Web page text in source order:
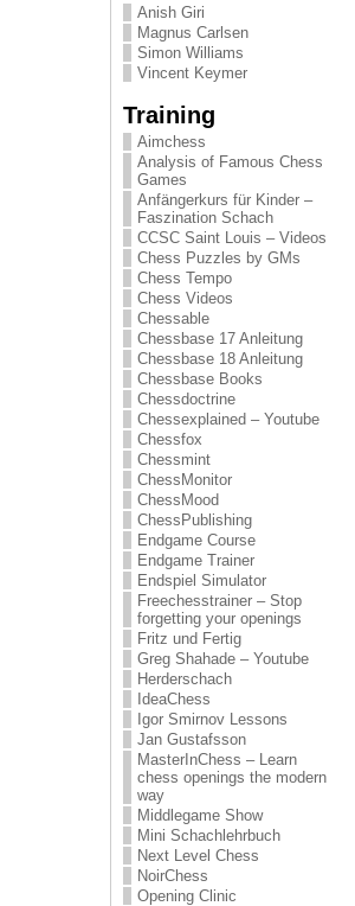
Anish Giri
Magnus Carlsen
Simon Williams
Vincent Keymer
Training
Aimchess
Analysis of Famous Chess
Games
Anfängerkurs für Kinder –
Faszination Schach
CCSC Saint Louis – Videos
Chess Puzzles by GMs
Chess Tempo
Chess Videos
Chessable
Chessbase 17 Anleitung
Chessbase 18 Anleitung
Chessbase Books
Chessdoctrine
Chessexplained – Youtube
Chessfox
Chessmint
ChessMonitor
ChessMood
ChessPublishing
Endgame Course
Endgame Trainer
Endspiel Simulator
Freechesstrainer – Stop
forgetting your openings
Fritz und Fertig
Greg Shahade – Youtube
Herderschach
IdeaChess
Igor Smirnov Lessons
Jan Gustafsson
MasterInChess – Learn
chess openings the modern
way
Middlegame Show
Mini Schachlehrbuch
Next Level Chess
NoirChess
Opening Clinic